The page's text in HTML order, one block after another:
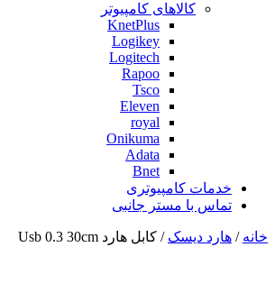
کالاهای کامپیوتر
KnetPlus
Logikey
Logitech
Rapoo
Tsco
Eleven
royal
Onikuma
Adata
Bnet
خدمات کامپیوتری
تماس با مستر جانبی
خانه / هارد دیسک / کابل هارد Usb 0.3 30cm